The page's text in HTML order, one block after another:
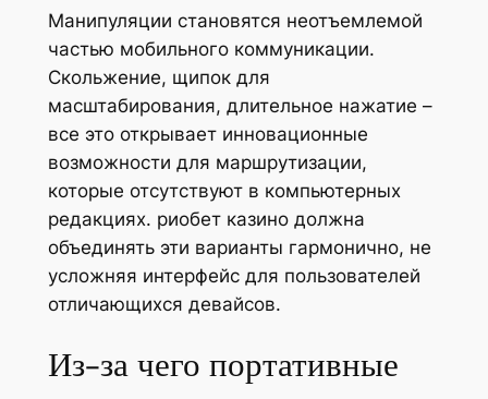
Манипуляции становятся неотъемлемой
частью мобильного коммуникации.
Скольжение, щипок для
масштабирования, длительное нажатие –
все это открывает инновационные
возможности для маршрутизации,
которые отсутствуют в компьютерных
редакциях. риобет казино должна
объединять эти варианты гармонично, не
усложняя интерфейс для пользователей
отличающихся девайсов.
Из-за чего портативные